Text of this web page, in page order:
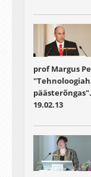
prof Margus
päästerõngas".
19.02.13